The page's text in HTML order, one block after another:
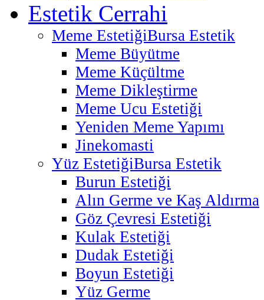
Estetik Cerrahi
Meme EstetiğiBursa Estetik
Meme Büyütme
Meme Küçültme
Meme Dikleştirme
Meme Ucu Estetiği
Yeniden Meme Yapımı
Jinekomasti
Yüz EstetiğiBursa Estetik
Burun Estetiği
Alın Germe ve Kaş Aldırma
Göz Çevresi Estetiği
Kulak Estetiği
Dudak Estetiği
Boyun Estetiği
Yüz Germe